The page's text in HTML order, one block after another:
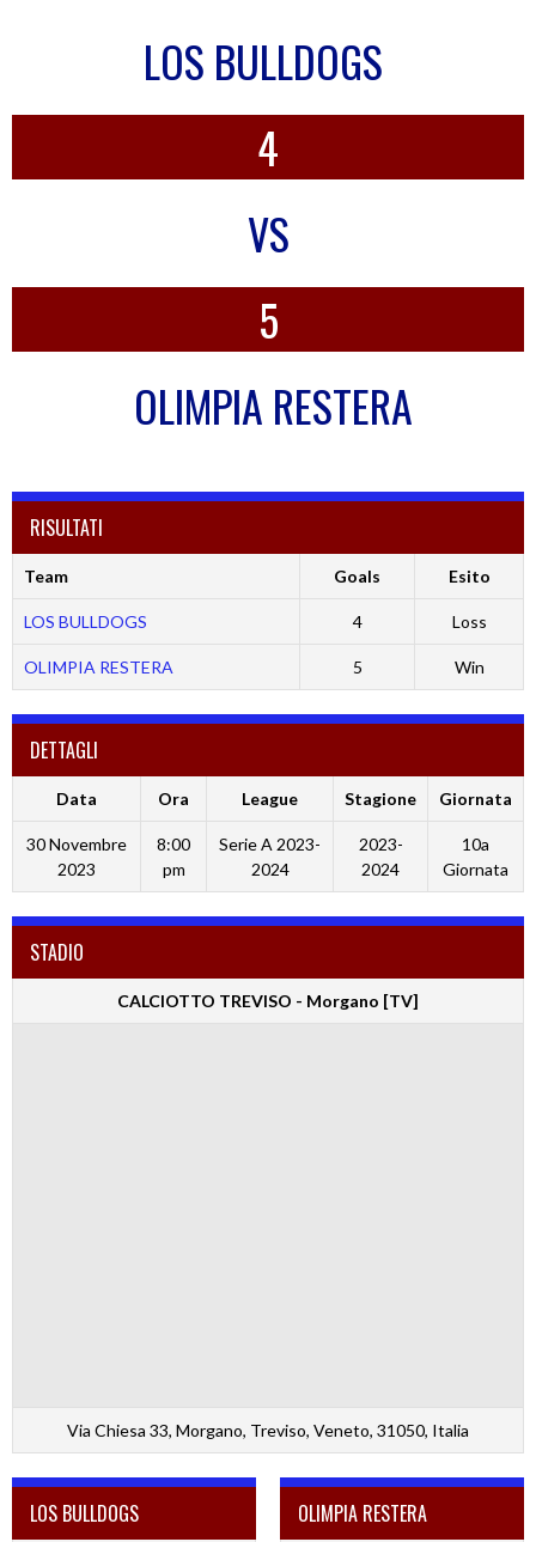
LOS BULLDOGS
4
VS
5
OLIMPIA RESTERA
RISULTATI
Team Goals Esito
LOS BULLDOGS 4 Loss
OLIMPIA RESTERA 5 Win
DETTAGLI
Data Ora League Stagione Giornata
30 Novembre
2023
8:00
pm
Serie A 2023-
2024
2023-
2024
10a
Giornata
STADIO
CALCIOTTO TREVISO - Morgano [TV]
Via Chiesa 33, Morgano, Treviso, Veneto, 31050, Italia
LOS BULLDOGS OLIMPIA RESTERA